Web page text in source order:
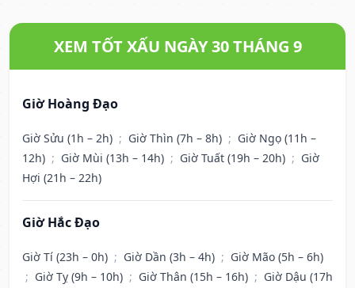
XEM TỐT XẤU NGÀY 30 THÁNG 9
Giờ Hoàng Đạo
Giờ Sửu (1h – 2h) ; Giờ Thìn (7h – 8h) ; Giờ Ngọ (11h –
12h) ; Giờ Mùi (13h – 14h) ; Giờ Tuất (19h – 20h) ; Giờ
Hợi (21h – 22h)
Giờ Hắc Đạo
Giờ Tí (23h – 0h) ; Giờ Dần (3h – 4h) ; Giờ Mão (5h – 6h)
; Giờ Tỵ (9h – 10h) ; Giờ Thân (15h – 16h) ; Giờ Dậu (17h